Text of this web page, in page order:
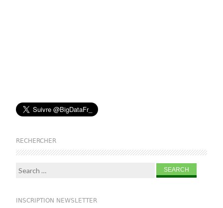
RECHERCHER
Search for:
INSCRIPTION NEWSLETTER